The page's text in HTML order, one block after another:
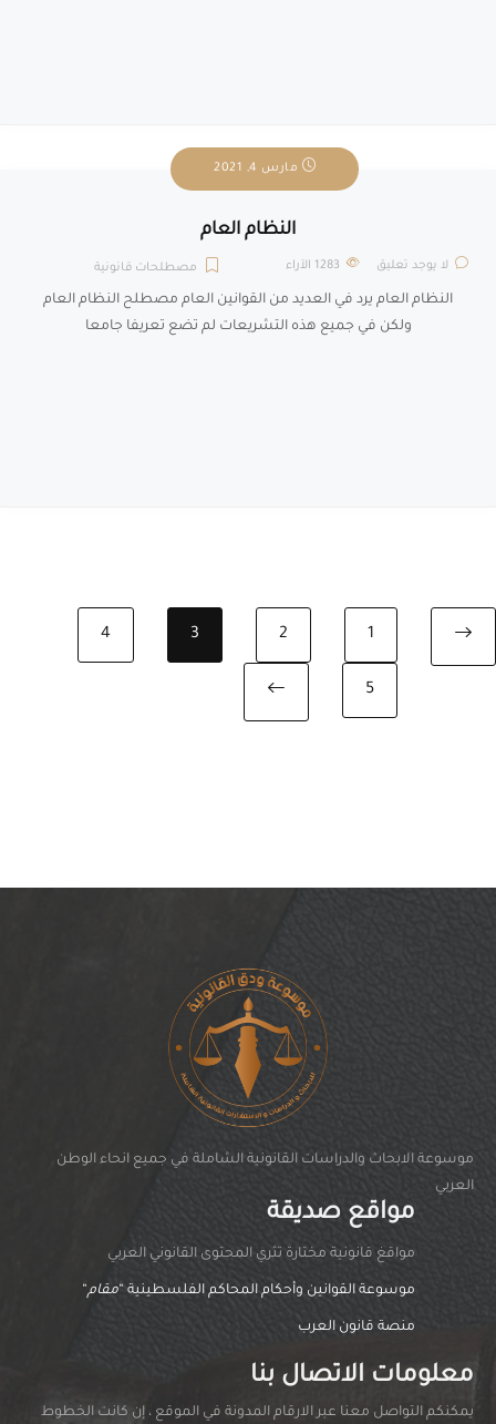
مارس 4, 2021
النظام العام
مصطلحات قانونية لا يوجد تعليق الآراء
النظام العام يرد في العديد من القوانين العام مصطلح النظام العام
ولكن في جميع هذه التشريعات لم تضع تعريفا جامعا
Previous page
1
2
3
4
5
موسوعة الابحاث والدراسات القانونية الشاملة في جميع انحاء الوطن
العربي
مواقع صديقة
مواقغ قانونية مختارة تثري المحتوى القانوني العربي
موسوعة القوانين وأحكام المحاكم الفلسطينية “مقام“
منصة قانون العرب
معلومات الاتصال بنا
يمكنكم التواصل معنا عبر الارقام المدونة في الموقع ، إن كانت الخطوط